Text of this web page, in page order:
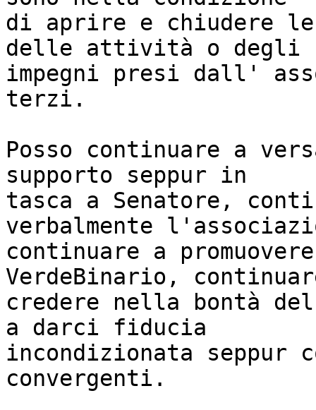
di aprire e chiudere le
delle attività o degli
impegni presi dall'
terzi.
Posso continuare a
supporto seppur in
tasca a Senatore,
verbalmente
continuare a
VerdeBinario,
credere nella bontà
a darci fiducia
incondizionata seppur
convergenti.